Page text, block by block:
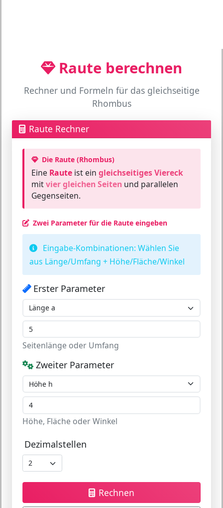
Raute berechnen
Rechner und Formeln für das gleichseitige
Rhombus
Raute Rechner
Die Raute (Rhombus)
Eine Raute ist ein gleichseitiges Viereck
mitvier gleichen Seiten und parallelen
Gegenseiten.
Zwei Parameter für die Raute eingeben
Eingabe-Kombinationen: Wählen Sie
aus Länge/Umfang + Höhe/Fläche/Winkel
Erster Parameter
Seitenlänge oder Umfang
Zweiter Parameter
Höhe, Fläche oder Winkel
Dezimalstellen
Rechnen